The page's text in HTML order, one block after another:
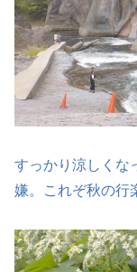
すっかり涼しくな
嫌。これぞ秋の行